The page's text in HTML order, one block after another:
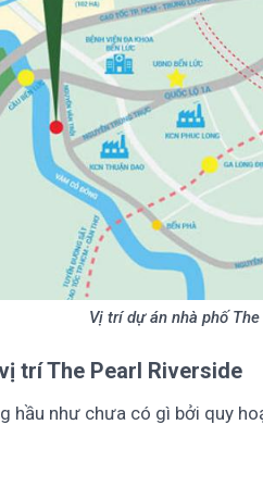
Vị trí dự án nhà phố
tríThe Pearl Riverside
hầu như chưa có gì bởi quy